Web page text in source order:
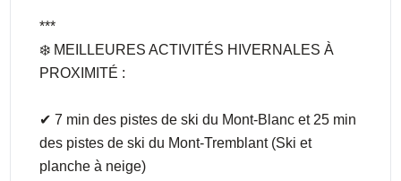
***
❄️ MEILLEURES ACTIVITÉS HIVERNALES À
PROXIMITÉ :
✔ 7 min des pistes de ski du Mont-Blanc et 25 min
des pistes de ski du Mont-Tremblant (Ski et
planche à neige)